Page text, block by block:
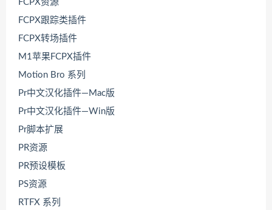
FCPX资源
FCPX跟踪类插件
FCPX转场插件
M1苹果FCPX插件
Motion Bro 系列
Pr中文汉化插件—Mac版
Pr中文汉化插件—Win版
Pr脚本扩展
PR资源
PR预设模板
PS资源
RTFX 系列